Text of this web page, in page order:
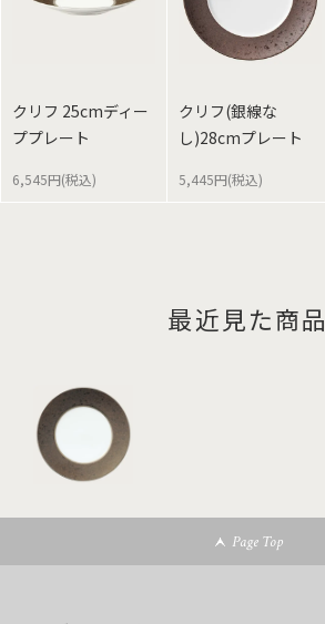
クリフ 25cmディー
ププレート
6,545円(税込)
クリフ(銀線な
し)28cmプレート
5,445円(税込)
最近見た商品
Page Top